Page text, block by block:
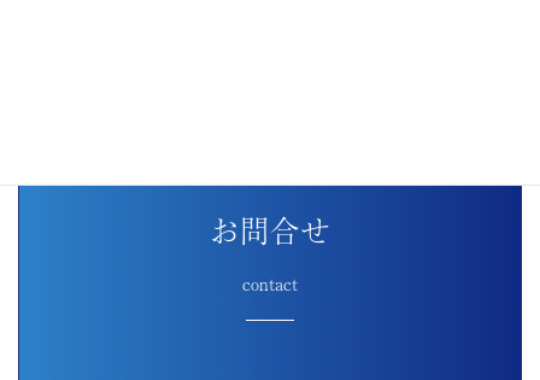
お問合せ
contact